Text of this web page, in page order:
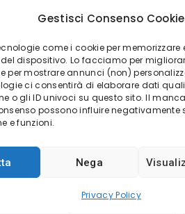
Gestisci Consenso Cookie
come i cookie per
dispositivo. Lo facciamo per
per mostrare annunci (non)
ci consentirà di elaborare dati
o gli ID univoci su questo sito. Il
possono influire negativamente
e funzioni.
Nega
Privacy Policy
Occorre pertanto
AZIONI PETROLIO